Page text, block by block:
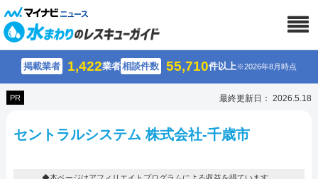
掲載業者 1,422業者相談件数 55,710件以上※2026年8月時点
PR 最終更新日： 2026.5.18
セントラルシステム 株式会社-千歳市
◆本ページはアフィリエイトプログラムによる収益を得ています。